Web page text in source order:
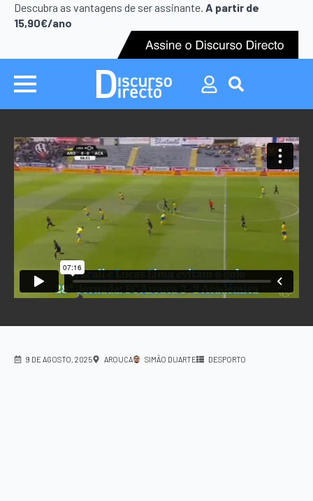
Descubra as vantagens de ser assinante. A partir de
15,90€/ano
Search
Search
9 DE AGOSTO, 2025 AROUCA SIMÃO DUARTE DESPORTO